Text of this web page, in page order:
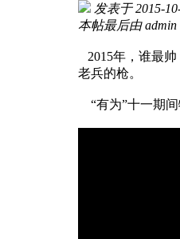
发表于 2015-
本帖最后由 admin
2015年，谁最
老兵的枪。
“有为”十一期间